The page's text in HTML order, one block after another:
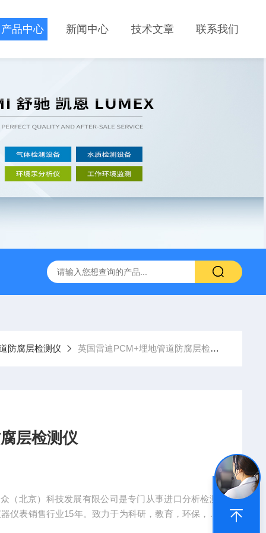
产品中心 新闻中心 技术文章 联系我们
防腐层检测仪 英国雷迪PCM+埋地管道防腐层检测仪
层检测仪
（北京）科技发展有限公司是专门从事进口分析检测
仪表销售行业15年。致力于为科研，教育，环保，工